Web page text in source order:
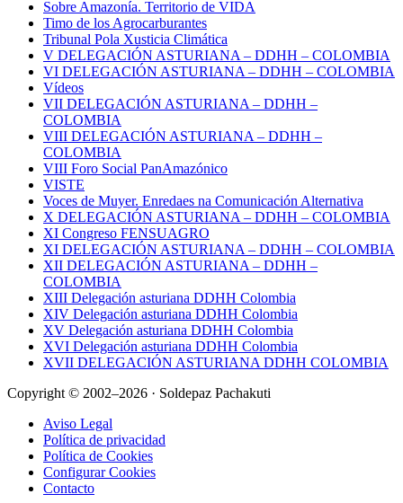
Sobre Amazonía. Territorio de VIDA
Timo de los Agrocarburantes
Tribunal Pola Xusticia Climática
V DELEGACIÓN ASTURIANA – DDHH – COLOMBIA
VI DELEGACIÓN ASTURIANA – DDHH – COLOMBIA
Vídeos
VII DELEGACIÓN ASTURIANA – DDHH –
COLOMBIA
VIII DELEGACIÓN ASTURIANA – DDHH –
COLOMBIA
VIII Foro Social PanAmazónico
VISTE
Voces de Muyer. Enredaes na Comunicación Alternativa
X DELEGACIÓN ASTURIANA – DDHH – COLOMBIA
XI Congreso FENSUAGRO
XI DELEGACIÓN ASTURIANA – DDHH – COLOMBIA
XII DELEGACIÓN ASTURIANA – DDHH –
COLOMBIA
XIII Delegación asturiana DDHH Colombia
XIV Delegación asturiana DDHH Colombia
XV Delegación asturiana DDHH Colombia
XVI Delegación asturiana DDHH Colombia
XVII DELEGACIÓN ASTURIANA DDHH COLOMBIA
Copyright © 2002–2026 · Soldepaz Pachakuti
Aviso Legal
Política de privacidad
Política de Cookies
Configurar Cookies
Contacto